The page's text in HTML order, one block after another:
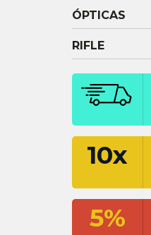
ÓPTICAS
RIFLE
10x
5%